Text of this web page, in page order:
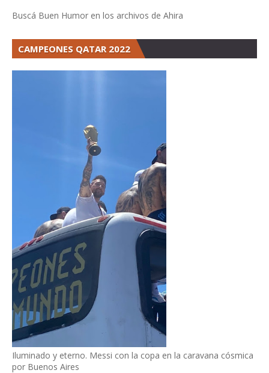
Buscá Buen Humor en los archivos de Ahira
CAMPEONES QATAR 2022
Iluminado y eterno. Messi con la copa en la caravana cósmica
por Buenos Aires